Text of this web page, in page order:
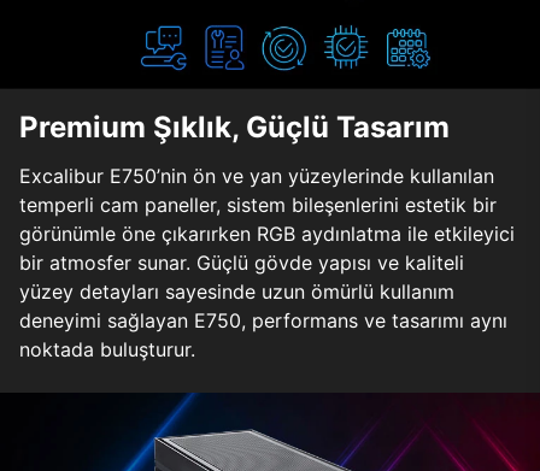
Premium Şıklık, Güçlü Tasarım
Excalibur E750’nin ön ve yan yüzeylerinde kullanılan
temperli cam paneller, sistem bileşenlerini estetik bir
görünümle öne çıkarırken RGB aydınlatma ile etkileyici
bir atmosfer sunar. Güçlü gövde yapısı ve kaliteli
yüzey detayları sayesinde uzun ömürlü kullanım
deneyimi sağlayan E750, performans ve tasarımı aynı
noktada buluşturur.